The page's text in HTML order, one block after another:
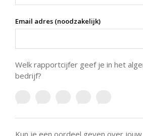
Email adres (noodzakelijk)
Welk rapportcijfer geef je in het
bedrijf?
Kun je een oordeel geven over jouw